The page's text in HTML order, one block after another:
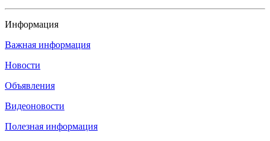
Информация
Важная информация
Новости
Объявления
Видеоновости
Полезная информация